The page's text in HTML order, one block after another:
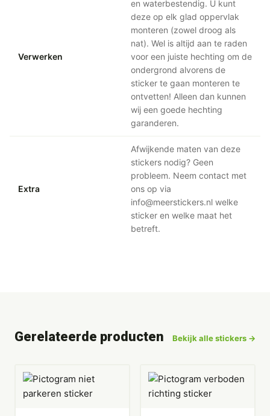
Verwerken
en waterbestendig. U kunt
deze op elk glad oppervlak
monteren (zowel droog als
nat). Wel is altijd aan te raden
voor een juiste hechting om de
ondergrond alvorens de
sticker te gaan monteren te
ontvetten! Alleen dan kunnen
wij een goede hechting
garanderen.
Extra
Afwijkende maten van deze
stickers nodig? Geen
probleem. Neem contact met
ons op via
info@meerstickers.nl welke
sticker en welke maat het
betreft.
Gerelateerde producten Bekijk alle stickers →